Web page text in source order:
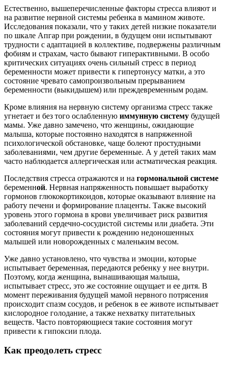
Естественно, вышеперечисленные факторы стресса влияют и
на развитие нервной системы ребенка в мамином животе.
Исследования показали, что у таких детей низкие показатели
по шкале Апгар при рождении, в будущем они испытывают
трудности с адаптацией в коллективе, подвержены различным
фобиям и страхам, часто бывают гиперактивными. В особо
критических ситуациях очень сильный стресс в период
беременности может привести к гипертонусу матки, а это
состояние чревато самопроизвольным прерыванием
беременности (выкидышем) или преждевременным родам.
Кроме влияния на нервную систему организма стресс также
угнетает и без того ослабленную иммунную систему будущей
мамы. Уже давно замечено, что женщины, ожидающие
малыша, которые постоянно находятся в напряженной
психологической обстановке, чаще болеют простудными
заболеваниями, чем другие беременные. А у детей таких мам
часто наблюдается аллергическая или астматическая реакция.
Последствия стресса отражаются и на гормональной системе
беременной. Нервная напряженность повышает выработку
гормонов глюкокортикоидов, которые оказывают влияние на
работу печени и формирование плаценты. Также высокий
уровень этого гормона в крови увеличивает риск развития
заболеваний сердечно-сосудистой системы или диабета. Эти
состояния могут привести к рождению недоношенных
малышей или новорожденных с маленьким весом.
Уже давно установлено, что чувства и эмоции, которые
испытывает беременная, передаются ребенку у нее внутри.
Поэтому, когда женщина, вынашивающая малыша,
испытывает стресс, это же состояние ощущает и ее дитя. В
момент переживания будущей мамой нервного потрясения
происходит спазм сосудов, и ребенок в ее животе испытывает
кислородное голодание, а также нехватку питательных
веществ. Часто повторяющиеся такие состояния могут
привести к гипоксии плода.
Как преодолеть стресс